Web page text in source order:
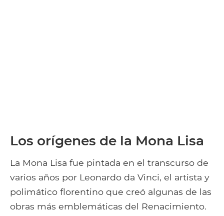
Los orígenes de la Mona Lisa
La Mona Lisa fue pintada en el transcurso de
varios años por Leonardo da Vinci, el artista y
polimático florentino que creó algunas de las
obras más emblemáticas del Renacimiento.